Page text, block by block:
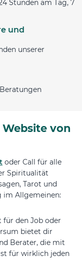
Stunden am Tag, 7
und
unserer
von
oder Call für alle
Spiritualität
Tarot und
im Allgemeinen:
für den Job oder
bietet dir
Berater, die mit
für wirklich jeden